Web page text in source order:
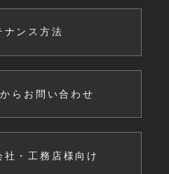
ナンス方法
らお問い合わせ
社・工務店様向け